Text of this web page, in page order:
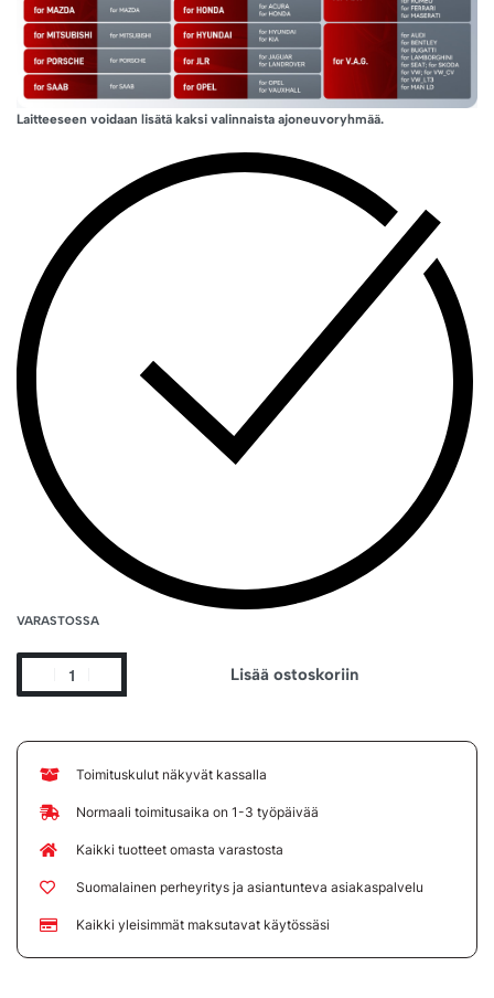
Laitteeseen voidaan lisätä kaksi valinnaista ajoneuvoryhmää.
VARASTOSSA
Lisää ostoskoriin
Toimituskulut näkyvät kassalla
Normaali toimitusaika on 1-3 työpäivää
Kaikki tuotteet omasta varastosta
Suomalainen perheyritys ja asiantunteva asiakaspalvelu
Kaikki yleisimmät maksutavat käytössäsi